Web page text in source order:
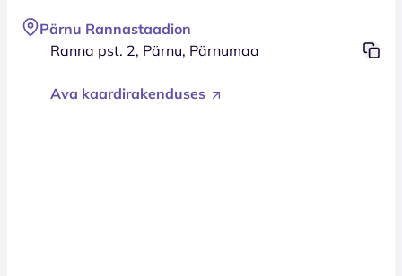
Pärnu Rannastaadion
Ranna pst. 2, Pärnu, Pärnumaa
Ava kaardirakenduses